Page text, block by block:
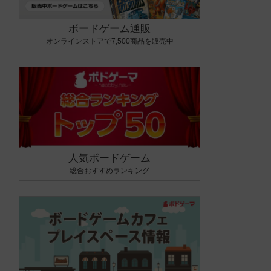
ボードゲーム通販
オンラインストアで7,500商品を販売中
人気ボードゲーム
総合おすすめランキング